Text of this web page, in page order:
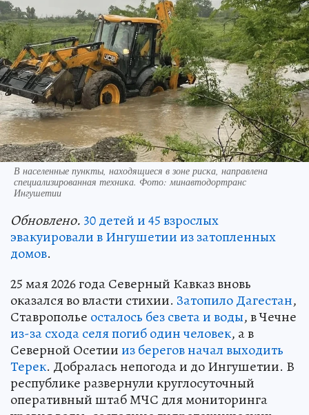
В населенные пункты, находящиеся в зоне риска, направлена
специализированная техника. Фото: минавтодортранс
Ингушетии
Обновлено. 30 детей и 45 взрослых
эвакуировали в Ингушетии из затопленных
домов.
25 мая 2026 года Северный Кавказ вновь
оказался во власти стихии. Затопило Дагестан,
Ставрополье осталось без света и воды, в Чечне
из-за схода селя погиб один человек, а в
Северной Осетиииз берегов начал выходить
Терек. Добралась непогода и до Ингушетии. В
республике развернули круглосуточный
оперативный штаб МЧС для мониторинга